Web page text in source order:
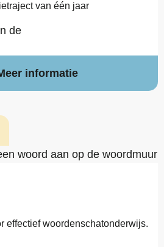
van één jaar
informatie
effectief woordenschatonderwijs.